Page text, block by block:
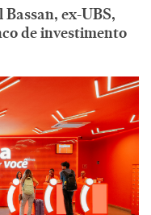
ex-UBS,
de investimento